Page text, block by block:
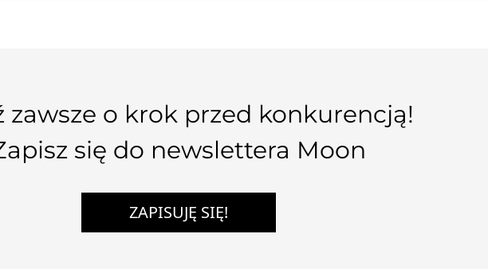
zawsze o krok przed konkurencją!
się do newslettera Moon
ZAPISUJĘ SIĘ!